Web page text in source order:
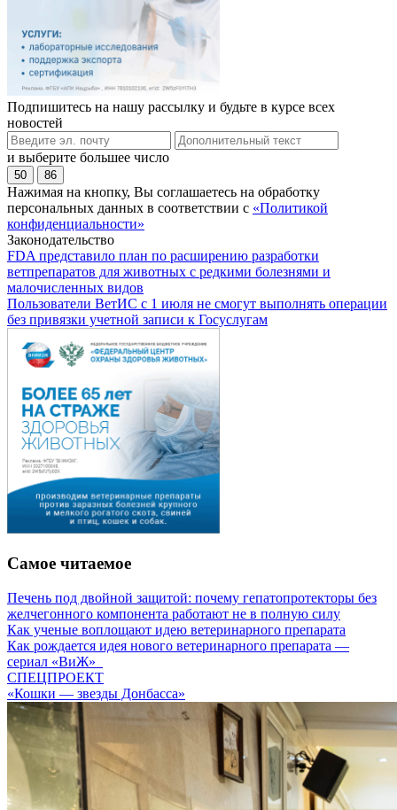
Подпишитесь на нашу рассылку и будьте в курсе всех
новостей
и выберите большее число
50 86
Нажимая на кнопку, Вы соглашаетесь на обработку
персональных данных в соответствии с «Политикой
конфиденциальности»
Законодательство
FDA представило план по расширению разработки
ветпрепаратов для животных с редкими болезнями и
малочисленных видов
Пользователи ВетИС с 1 июля не смогут выполнять операции
без привязки учетной записи к Госуслугам
Самое читаемое
Печень под двойной защитой: почему гепатопротекторы без
желчегонного компонента работают не в полную силу
Как ученые воплощают идею ветеринарного препарата
Как рождается идея нового ветеринарного препарата —
сериал «ВиЖ»
СПЕЦПРОЕКТ
«Кошки — звезды Донбасса»